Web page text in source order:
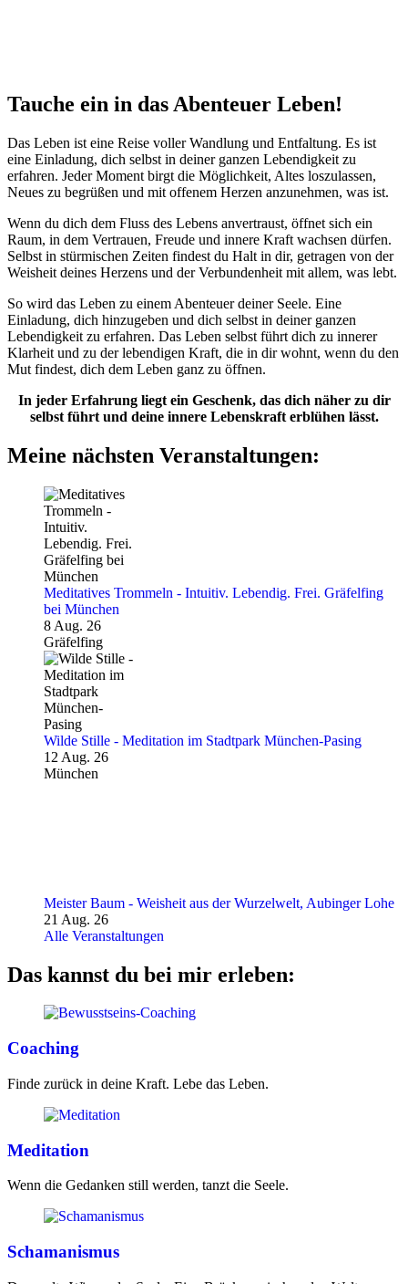
Tauche ein in das Abenteuer Leben!
Das Leben ist eine Reise voller Wandlung und Entfaltung. Es ist
eine Einladung, dich selbst in deiner ganzen Lebendigkeit zu
erfahren. Jeder Moment birgt die Möglichkeit, Altes loszulassen,
Neues zu begrüßen und mit offenem Herzen anzunehmen, was ist.
Wenn du dich dem Fluss des Lebens anvertraust, öffnet sich ein
Raum, in dem Vertrauen, Freude und innere Kraft wachsen dürfen.
Selbst in stürmischen Zeiten findest du Halt in dir, getragen von der
Weisheit deines Herzens und der Verbundenheit mit allem, was lebt.
So wird das Leben zu einem Abenteuer deiner Seele. Eine
Einladung, dich hinzugeben und dich selbst in deiner ganzen
Lebendigkeit zu erfahren. Das Leben selbst führt dich zu innerer
Klarheit und zu der lebendigen Kraft, die in dir wohnt, wenn du den
Mut findest, dich dem Leben ganz zu öffnen.
In jeder Erfahrung liegt ein Geschenk, das dich näher zu dir
selbst führt und deine innere Lebenskraft erblühen lässt.
Meine nächsten Veranstaltungen:
Meditatives Trommeln - Intuitiv. Lebendig. Frei. Gräfelfing
bei München
8 Aug. 26
Gräfelfing
Wilde Stille - Meditation im Stadtpark München-Pasing
12 Aug. 26
München
Meister Baum - Weisheit aus der Wurzelwelt, Aubinger Lohe
21 Aug. 26
Alle Veranstaltungen
Das kannst du bei mir erleben:
Coaching
Finde zurück in deine Kraft. Lebe das Leben.
Meditation
Wenn die Gedanken still werden, tanzt die Seele.
Schamanismus